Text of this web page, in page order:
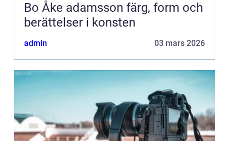
Bo Åke adamsson färg, form och
berättelser i konsten
admin 03 mars 2026